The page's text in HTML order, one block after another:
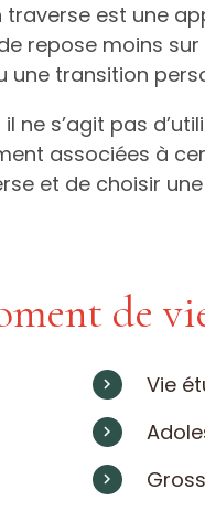
est une
repose moins
une transition
s’agit pas
associées à
et de choisir
de
Vie